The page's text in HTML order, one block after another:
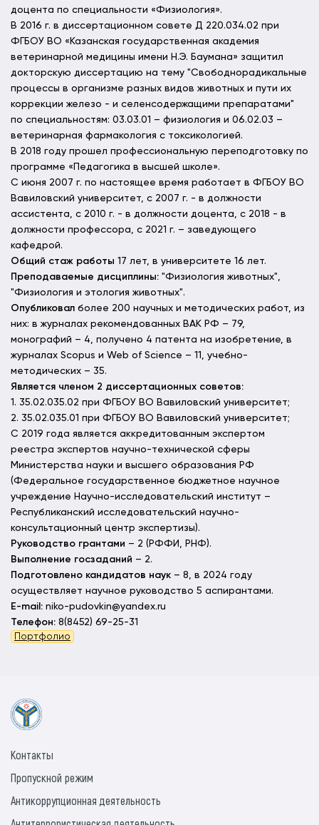
доцента по специальности «Физиология».
В 2016 г. в диссертационном совете Д 220.034.02 при
ФГБОУ ВО «Казанская государственная академия
ветеринарной медицины имени Н.Э. Баумана» защитил
докторскую диссертацию на тему "Свободнорадикальные
процессы в организме разных видов животных и пути их
коррекции железо - и селенсодержащими препаратами"
по специальностям: 03.03.01 – физиология и 06.02.03 –
ветеринарная фармакология с токсикологией.
В 2018 году прошел профессиональную переподготовку по
программе «Педагогика в высшей школе».
С июня 2007 г. по настоящее время работает в ФГБОУ ВО
Вавиловский университет, с 2007 г. - в должности
ассистента, с 2010 г. - в должности доцента, с 2018 - в
должности профессора, с 2021 г. – заведующего
кафедрой.
Общий стаж работы 17 лет, в университете 16 лет.
Преподаваемые дисциплины: "Физиология животных",
"Физиология и этология животных".
Опубликовал более 200 научных и методических работ, из
них: в журналах рекомендованных ВАК РФ – 79,
монографий – 4, получено 4 патента на изобретение, в
журналах Scopus и Web of Science – 11, учебно-
методических – 35.
Является членом 2 диссертационных советов:
1. 35.02.035.02 при ФГБОУ ВО Вавиловский университет;
2. 35.02.035.01 при ФГБОУ ВО Вавиловский университет;
С 2019 года является аккредитованным экспертом
реестра экспертов научно-технической сферы
Министерства науки и высшего образования РФ
(Федеральное государственное бюджетное научное
учреждение Научно-исследовательский институт –
Республиканский исследовательский научно-
консультационный центр экспертизы).
Руководство грантами – 2 (РФФИ, РНФ).
Выполнение госзаданий – 2.
Подготовлено кандидатов наук – 8, в 2024 году
осуществляет научное руководство 5 аспирантами.
E-mail: niko-pudovkin@yandex.ru
Телефон: 8(8452) 69-25-31
Портфолио
Контакты
Пропускной режим
Антикоррупционная деятельность